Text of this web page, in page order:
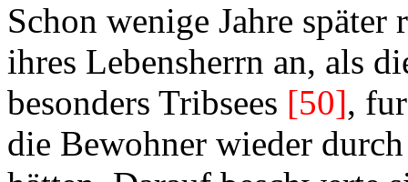
Schon wenige Jahre
ihres Lebensherrn an, als
besonders Tribsees [50],
die Bewohner wieder